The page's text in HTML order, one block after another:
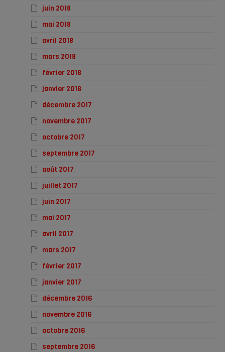
juin 2018
mai 2018
avril 2018
mars 2018
février 2018
janvier 2018
décembre 2017
novembre 2017
octobre 2017
septembre 2017
août 2017
juillet 2017
juin 2017
mai 2017
avril 2017
mars 2017
février 2017
janvier 2017
décembre 2016
novembre 2016
octobre 2016
septembre 2016